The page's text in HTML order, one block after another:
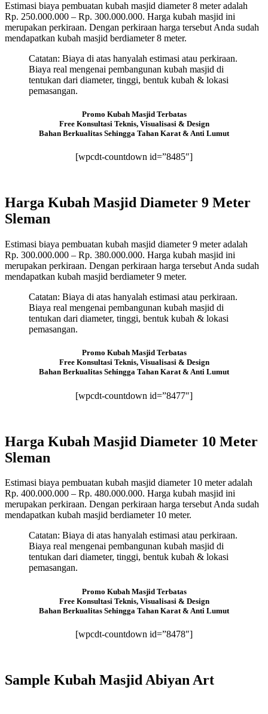
Estimasi biaya pembuatan kubah masjid diameter 8 meter adalah
Rp. 250.000.000 – Rp. 300.000.000. Harga kubah masjid ini
merupakan perkiraan. Dengan perkiraan harga tersebut Anda sudah
mendapatkan kubah masjid berdiameter 8 meter.
Catatan: Biaya di atas hanyalah estimasi atau perkiraan.
Biaya real mengenai pembangunan kubah masjid di
tentukan dari diameter, tinggi, bentuk kubah & lokasi
pemasangan.
Promo Kubah Masjid Terbatas
Free Konsultasi Teknis, Visualisasi & Design
Bahan Berkualitas Sehingga Tahan Karat & Anti Lumut
[wpcdt-countdown id=”8485″]
Harga Kubah Masjid Diameter 9 Meter
Sleman
Estimasi biaya pembuatan kubah masjid diameter 9 meter adalah
Rp. 300.000.000 – Rp. 380.000.000. Harga kubah masjid ini
merupakan perkiraan. Dengan perkiraan harga tersebut Anda sudah
mendapatkan kubah masjid berdiameter 9 meter.
Catatan: Biaya di atas hanyalah estimasi atau perkiraan.
Biaya real mengenai pembangunan kubah masjid di
tentukan dari diameter, tinggi, bentuk kubah & lokasi
pemasangan.
Promo Kubah Masjid Terbatas
Free Konsultasi Teknis, Visualisasi & Design
Bahan Berkualitas Sehingga Tahan Karat & Anti Lumut
[wpcdt-countdown id=”8477″]
Harga Kubah Masjid Diameter 10 Meter
Sleman
Estimasi biaya pembuatan kubah masjid diameter 10 meter adalah
Rp. 400.000.000 – Rp. 480.000.000. Harga kubah masjid ini
merupakan perkiraan. Dengan perkiraan harga tersebut Anda sudah
mendapatkan kubah masjid berdiameter 10 meter.
Catatan: Biaya di atas hanyalah estimasi atau perkiraan.
Biaya real mengenai pembangunan kubah masjid di
tentukan dari diameter, tinggi, bentuk kubah & lokasi
pemasangan.
Promo Kubah Masjid Terbatas
Free Konsultasi Teknis, Visualisasi & Design
Bahan Berkualitas Sehingga Tahan Karat & Anti Lumut
[wpcdt-countdown id=”8478″]
Sample Kubah Masjid Abiyan Art